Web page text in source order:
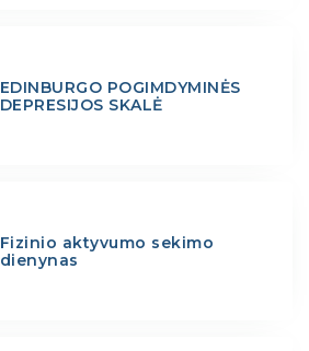
EDINBURGO POGIMDYMINĖS
DEPRESIJOS SKALĖ
Fizinio aktyvumo sekimo
dienynas